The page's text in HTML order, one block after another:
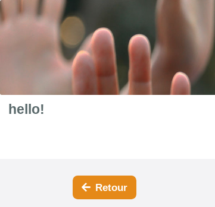
hello!
Retour